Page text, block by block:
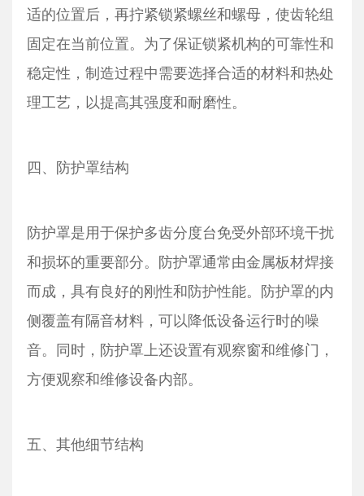
适的位置后，再拧紧锁紧螺丝和螺母，使齿轮组
固定在当前位置。为了保证锁紧机构的可靠性和
稳定性，制造过程中需要选择合适的材料和热处
理工艺，以提高其强度和耐磨性。
四、防护罩结构
防护罩是用于保护多齿分度台免受外部环境干扰
和损坏的重要部分。防护罩通常由金属板材焊接
而成，具有良好的刚性和防护性能。防护罩的内
侧覆盖有隔音材料，可以降低设备运行时的噪
音。同时，防护罩上还设置有观察窗和维修门，
方便观察和维修设备内部。
五、其他细节结构